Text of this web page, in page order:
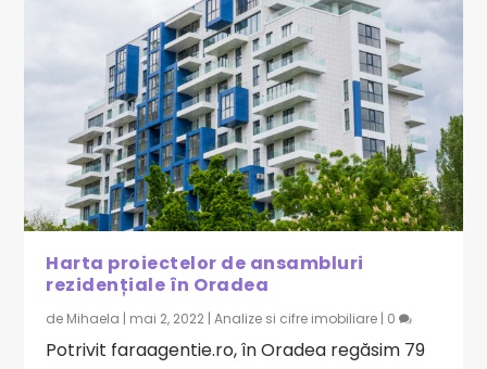
Harta proiectelor de ansambluri
rezidențiale în Oradea
de Mihaela | mai 2, 2022 |Analize si cifre imobiliare | 0
Potrivit faraagentie.ro, în Oradea regăsim 79